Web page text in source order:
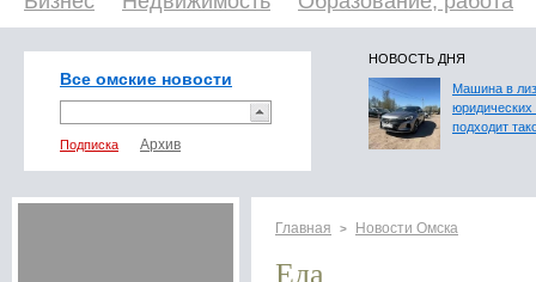
Все омские новости
Подписка
НОВОСТЬ ДНЯ
Машина в
юридических
подходит
Главная > Новости Омска
Еда